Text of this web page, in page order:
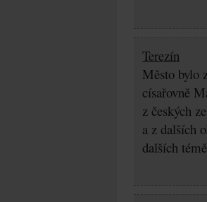
Terezín
Město bylo
císařovně
z českých
a z dalších
dalších